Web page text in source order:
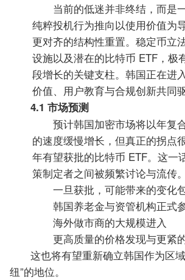
当前的低迷并非终结，而是
纯粹投机行为推向以使用价值为
更对齐的结构性重置。稳定币立
设施以及潜在的比特币 ETF，极
段增长的关键支柱。韩国正在进
价值、用户教育与合规创新共同
4.1 市场预测
预计韩国加密市场将以年复
的速度缓慢增长，但真正的拐点
年有望获批的比特币 ETF。这一
策制定者之间被频繁讨论与流传。
一旦获批，可能带来的变化
韩国养老金与资管机构正式
海外做市商的大规模进入
更高质量的价格发现与更紧
这也将有望重新确立韩国作为区
纽”的地位。